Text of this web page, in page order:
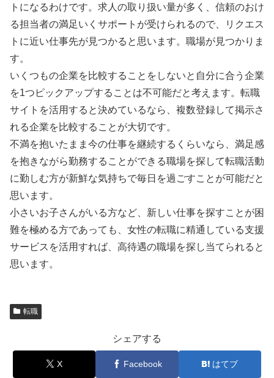
トになるわけです。求人の取り扱い量が多く、信頼のおけ
る担当者の満足いくサポートが受けられるので、リクエス
トに近い仕事先が見つかると思います。職場が見つかりま
す。
いくつもの企業を比較することをしないと自分に合う企業
を1つピックアップすることは不可能だと考えます。転職
サイトを活用すると決めているなら、複数登録して掲示さ
れる企業を比較することが大切です。
不満を抱いたまま今の仕事を継続するくらいなら、満足感
を抱きながら勤務することができる職場を探して転職活動
に勤しむ方が新鮮な気持ちで毎日を過ごすことが可能だと
思います。
小さいお子さんがいる方など、新しい仕事を探すことが困
難を極める方であっても、女性の転職に精通している支援
サービスを活用すれば、高待遇の職場を探し当てられると
思います。
転職
シェアする
X Facebook はてブ